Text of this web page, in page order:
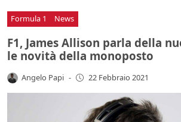
Formula 1 News
F1, James Allison parla della
le novità della monoposto
Angelo Papi - 22 Febbraio 2021